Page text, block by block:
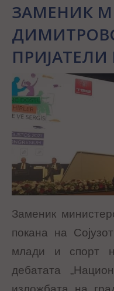
ЗАМЕНИК
Заменик
покана на
млади и спорт
дебатата